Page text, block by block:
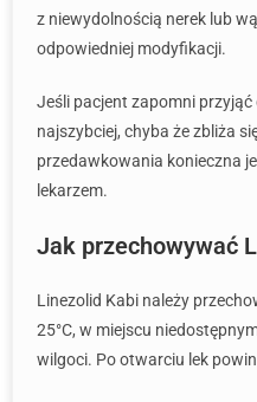
z niewydolnością nerek lub
odpowiedniej modyfikacji.
Jeśli pacjent zapomni
najszybciej, chyba że zbliża
przedawkowania konieczna
lekarzem.
Jak przechowywać
Linezolid Kabi należy
25°C, w miejscu
wilgoci. Po otwarciu lek